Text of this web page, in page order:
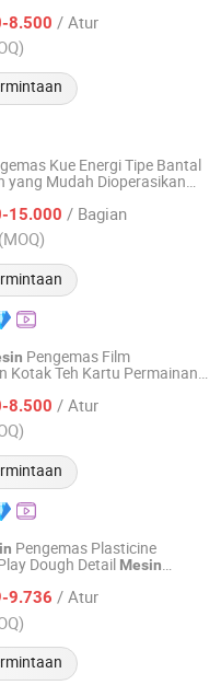
8.500 / Atur
mulai 2025
Kue Energi Tipe Bantal
yang Mudah Dioperasikan
15.000 / Bagian
(MOQ)
Ltd.
2011
Pengemas Film
Kotak Teh Kartu Permainan
8.500 / Atur
Technology Co.,Ltd
mulai 2020
Pengemas Plasticine
Dough Detail Mesin
9.736 / Atur
Co., Ltd.
mulai 2020